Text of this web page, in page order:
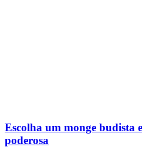
Escolha um monge budista
poderosa